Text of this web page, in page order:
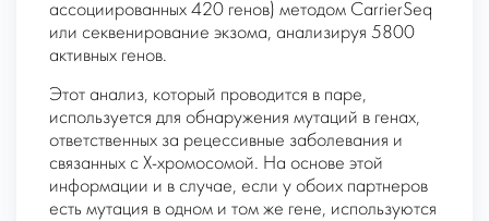
ассоциированных 420 генов) методом CarrierSeq
или секвенирование экзома, анализируя 5800
активных генов.
Этот анализ, который проводится в паре,
используется для обнаружения мутаций в генах,
ответственных за рецессивные заболевания и
связанных с Х-хромосомой. На основе этой
информации и в случае, если у обоих партнеров
есть мутация в одном и том же гене, используются